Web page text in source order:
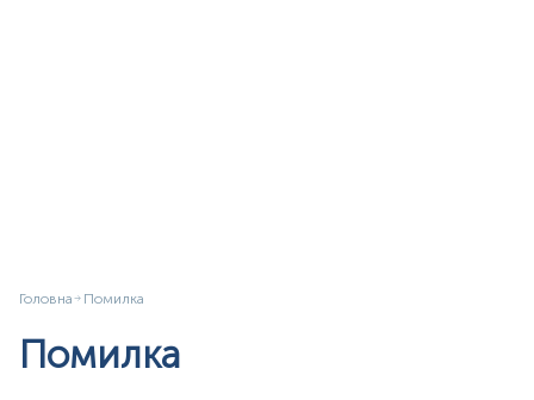
Головна Помилка
Помилка